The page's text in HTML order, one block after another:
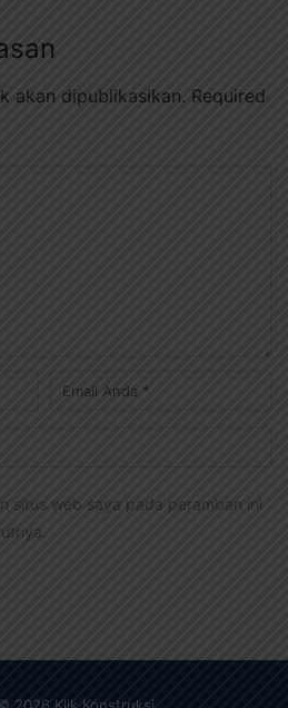
akan dipublikasikan. Required
situs web saya pada peramban ini